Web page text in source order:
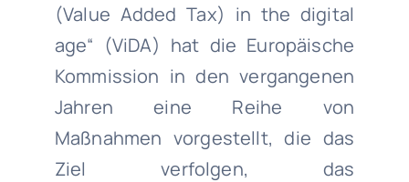
(Value Added Tax) in the digital
age“ (ViDA) hat die Europäische
Kommission in den vergangenen
Jahren eine Reihe von
Maßnahmen vorgestellt, die das
Ziel verfolgen, das